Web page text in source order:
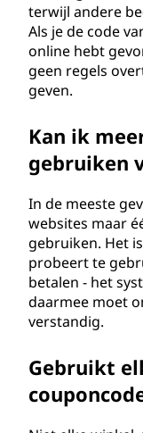
terwijl andere
Als je de code
online hebt
geen regels
geven.
Kan ik
gebruiken
In de meeste
websites maar
gebruiken. Het
probeert te
betalen - het
daarmee moet
verstandig.
Gebruikt